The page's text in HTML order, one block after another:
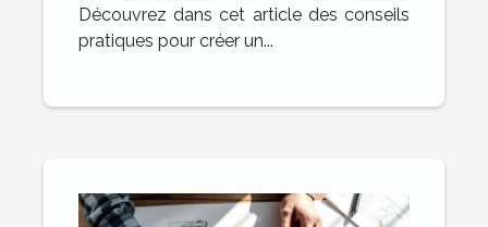
Découvrez dans cet article des conseils
pratiques pour créer un...